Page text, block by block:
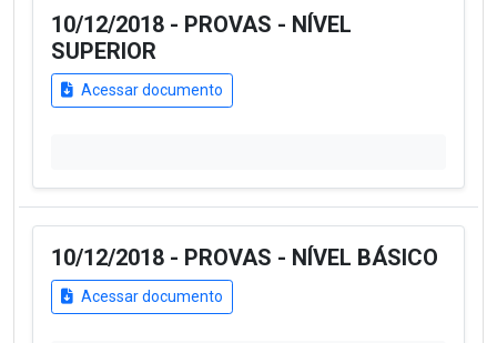
10/12/2018 - PROVAS - NÍVEL
SUPERIOR
Acessar documento
10/12/2018 - PROVAS - NÍVEL BÁSICO
Acessar documento